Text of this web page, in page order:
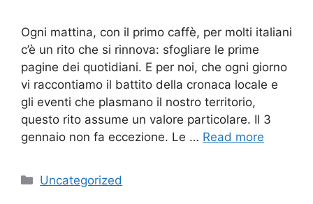
Ogni mattina, con il primo caffè, per molti italiani
c’è un rito che si rinnova: sfogliare le prime
pagine dei quotidiani. E per noi, che ogni giorno
vi raccontiamo il battito della cronaca locale e
gli eventi che plasmano il nostro territorio,
questo rito assume un valore particolare. Il 3
gennaio non fa eccezione. Le … Read more
Categories
Uncategorized